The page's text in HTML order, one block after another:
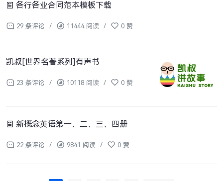
各行各业合同范本模板下载
29 条评论 / 11444 阅读 / 0 赞
凯叔[世界名著系列]有声书
23 条评论 / 10118 阅读 / 0 赞
新概念英语第一、二、三、四册
22 条评论 / 9841 阅读 / 0 赞